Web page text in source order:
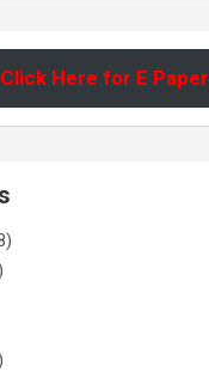
Click Here for E Paper